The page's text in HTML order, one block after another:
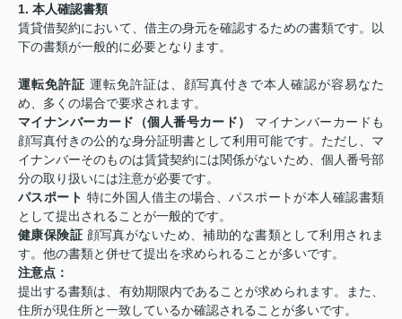
1. 本人確認書類
賃貸借契約において、借主の身元を確認するための書類です。以
下の書類が一般的に必要となります。
運転免許証 運転免許証は、顔写真付きで本人確認が容易なた
め、多くの場合で要求されます。
マイナンバーカード（個人番号カード）
マイナンバーカードも
顔写真付きの公的な身分証明書として利用可能です。ただし、マ
イナンバーそのものは賃貸契約には関係がないため、個人番号部
分の取り扱いには注意が必要です。
パスポート 特に外国人借主の場合、パスポートが本人確認書類
として提出されることが一般的です。
健康保険証 顔写真がないため、補助的な書類として利用されま
す。他の書類と併せて提出を求められることが多いです。
注意点：
提出する書類は、有効期限内であることが求められます。また、
住所が現住所と一致しているか確認されることが多いです。